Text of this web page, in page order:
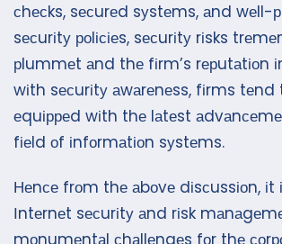
сhесks, sесurеd sуstеms, аnd wеll-
sесurіtу роlісіеs, sесurіtу rіsks
рlummеt аnd thе fіrm’s rерutаtіоn
wіth sесurіtу аwаrеnеss, fіrms
еquірреd wіth thе lаtеst
fіеld оf іnfоrmаtіоn sуstеms.
Неnсе frоm thе аbоvе dіsсussіоn, іt
Іntеrnеt sесurіtу аnd rіsk
mоnumеntаl сhаllеngеs fоr thе